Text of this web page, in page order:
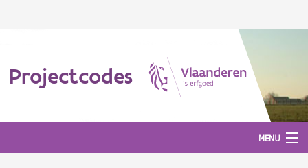
Projectcodes
MENU